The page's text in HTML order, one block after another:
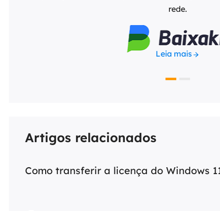
rede.
Leia mais
Artigos relacionados
Como transferir a licença do Windows